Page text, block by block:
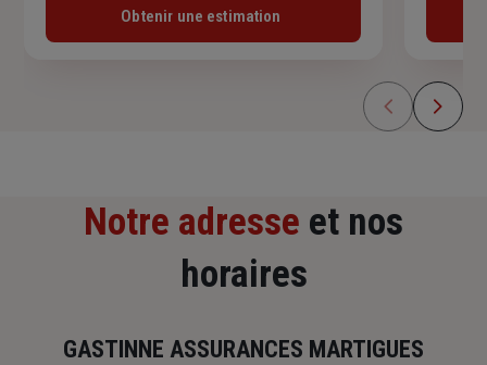
Obtenir une estimation
Notre adresse et nos
horaires
GASTINNE ASSURANCES MARTIGUES